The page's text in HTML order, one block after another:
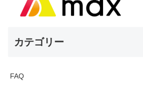
カテゴリー
FAQ